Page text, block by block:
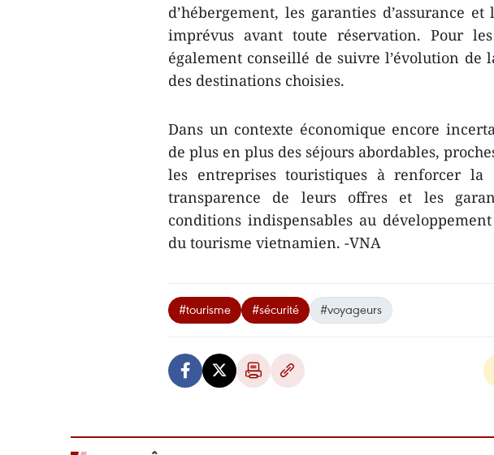
d’hébergement, les garanties d’assurance
imprévus avant toute réservation. Pour
également conseillé de suivre l’évolution de
des destinations choisies.
Dans un contexte économique encore
de plus en plus des séjours abordables,
les entreprises touristiques à renforcer
transparence de leurs offres et les
conditions indispensables au
du tourisme vietnamien. -VNA
#tourisme #sécurité #voyageurs